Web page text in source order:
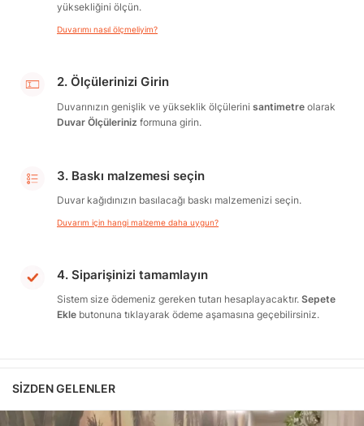
yüksekliğini ölçün.
Duvarımı nasıl ölçmeliyim?
2. Ölçülerinizi Girin
Duvarınızın genişlik ve yükseklik ölçülerini santimetre olarak
Duvar Ölçüleriniz formuna girin.
3. Baskı malzemesi seçin
Duvar kağıdınızın basılacağı baskı malzemenizi seçin.
Duvarım için hangi malzeme daha uygun?
4. Siparişinizi tamamlayın
Sistem size ödemeniz gereken tutarı hesaplayacaktır. Sepete
Ekle butonuna tıklayarak ödeme aşamasına geçebilirsiniz.
SIZDEN GELENLER